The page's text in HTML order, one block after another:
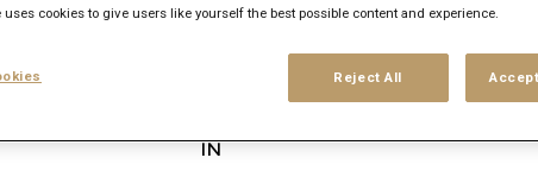
ブランド
Bengaluru,
職種
Finance
cookies to give users like yourself the best possible content and experience.
Reject All